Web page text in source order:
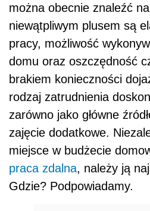
można obecnie znaleźć
niewątpliwym plusem są
pracy, możliwość
domu oraz oszczędność
brakiem konieczności
rodzaj zatrudnienia
zarówno jako główne źró
zajęcie dodatkowe.
miejsce w budżecie
praca zdalna, należy ją
Gdzie? Podpowiadamy.